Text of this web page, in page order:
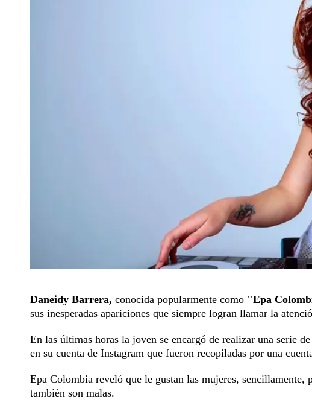
Daneidy Barrera, conocida popularmente como "Epa
sus inesperadas apariciones que siempre logran llamar la
En las últimas horas la joven se encargó de realizar una serie
en su cuenta de Instagram que fueron recopiladas por una
Epa Colombia reveló que le gustan las mujeres,
también son malas.